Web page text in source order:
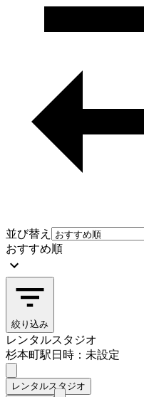
並び替え
おすすめ順
絞り込み
レンタルスタジオ
杉本町駅日時：未設定
レンタルスタジオ